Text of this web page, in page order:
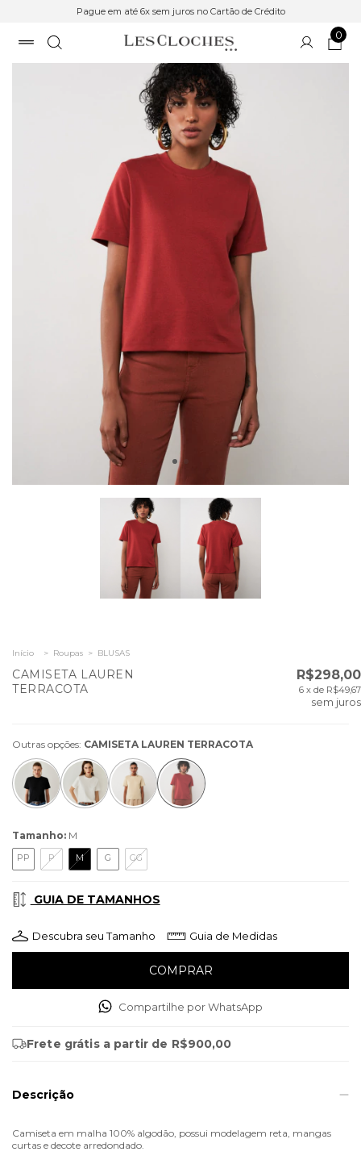
Pague em até 6x sem juros no Cartão de Crédito
0
Início > Roupas > BLUSAS
CAMISETA LAUREN
TERRACOTA
R$298,00
6 x de R$49,67
sem juros
Outras opções: CAMISETA LAUREN TERRACOTA
Tamanho: M
PP P M G GG
GUIA DE TAMANHOS
Descubra seu Tamanho Guia de Medidas
Compartilhe por WhatsApp
Frete grátis a partir de R$900,00
Descrição
Camiseta em malha 100% algodão, possui modelagem reta, mangas
curtas e decote arredondado.